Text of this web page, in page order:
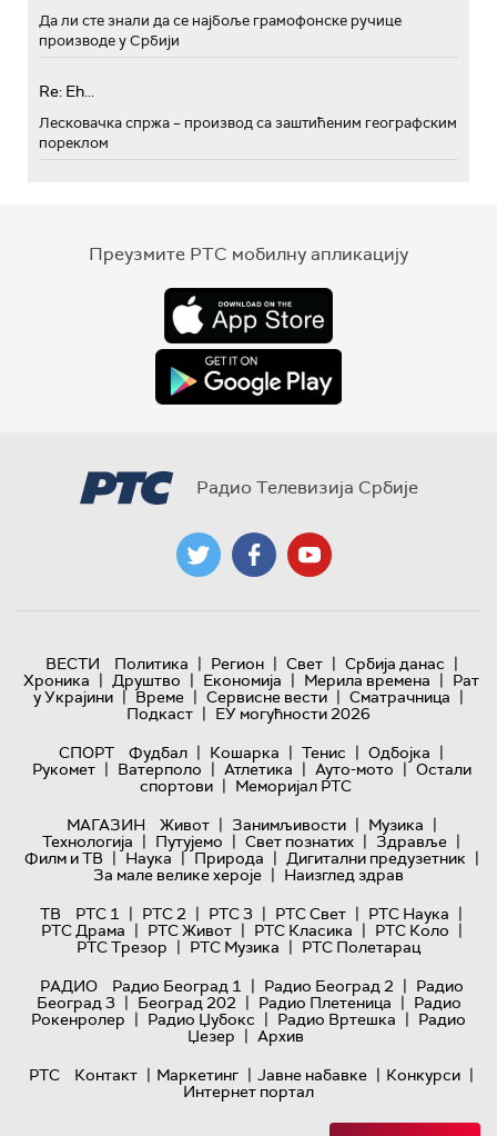
Да ли сте знали да се најбоље грамофонске ручице
производе у Србији
Re: Eh...
Лесковачка спржа – производ са заштићеним географским
пореклом
Преузмите РТС мобилну апликацију
Радио Телевизија Србије
ВЕСТИ Политика | Регион | Свет | Србија данас |
Хроника | Друштво | Економија | Мерила времена | Рат
у Украјини | Време | Сервисне вести | Сматрачница |
Подкаст | ЕУ могућности 2026
СПОРТ
Фудбал | Кошарка | Тенис | Одбојка |
Рукомет | Ватерполо | Атлетика | Ауто-мото | Остали
спортови | Меморијал РТС
МАГАЗИН
Живот | Занимљивости | Музика |
Технологијa | Путујемо | Свет познатих | Здравље |
Филм и ТВ | Наука | Природа | Дигитални предузетник |
За мале велике хероје | Наизглед здрав
ТВ
РТС 1 | РТС 2 | РТС 3 | РТС Свет | РТС Наука |
РТС Драма | РТС Живот | РТС Класика | РТС Коло |
РТС Трезор | РТС Музика | РТС Полетарац
РАДИО
Радио Београд 1 | Радио Београд 2 | Радио
Београд 3 | Београд 202 | Радио Плетеница | Радио
Рокенролер | Радио Џубокс | Радио Вртешка | Радио
Џезер | Архив
РТС
Контакт | Маркетинг | Јавне набавке | Конкурси |
Интернет портал